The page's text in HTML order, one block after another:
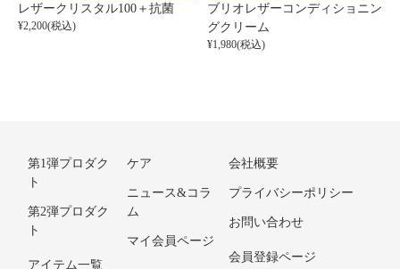
レザークリスタル100＋抗菌
¥2,200(税込)
ブリオレザーコンディショニン
グクリーム
¥1,980(税込)
第1弾プロダク
ト
第2弾プロダク
ト
アイテム一覧
ケア
ニュース&コラ
ム
マイ会員ページ
会社概要
プライバシーポリシー
お問い合わせ
会員登録ページ